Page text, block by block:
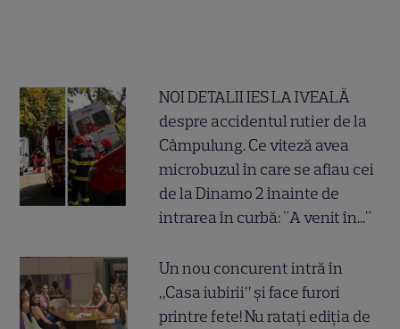
NOI DETALII IES LA IVEALĂ
despre accidentul rutier de la
Câmpulung. Ce viteză avea
microbuzul în care se aflau cei
de la Dinamo 2 înainte de
intrarea în curbă: "A venit în..."
Un nou concurent intră în
„Casa iubirii” și face furori
printre fete! Nu ratați ediția de